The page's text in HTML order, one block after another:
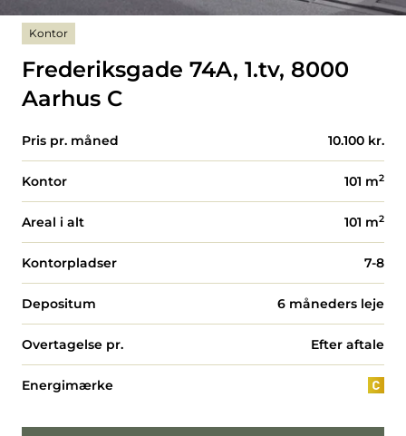
Kontor
Frederiksgade 74A, 1.tv, 8000
Aarhus C
Pris pr. måned 10.100 kr.
Kontor 101 m2
Areal i alt 101 m2
Kontorpladser 7-8
Depositum 6 måneders leje
Overtagelse pr. Efter aftale
Energimærke